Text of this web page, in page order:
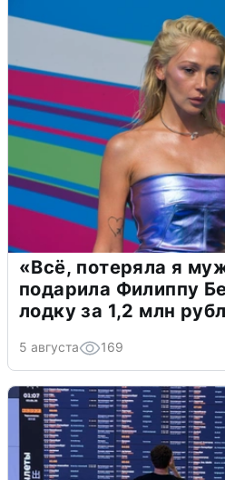
«Всё, потеряла я
подарила Филиппу
лодку за 1,2 млн
5 августа 169